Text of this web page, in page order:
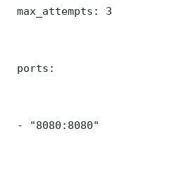
max_attempts: 3
ports:
- "8080:8080"